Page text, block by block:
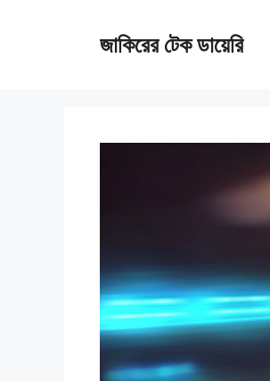
জাকিরের টেক ডায়েরি